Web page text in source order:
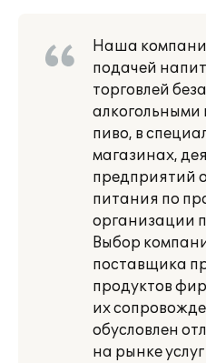
Наша
подачей
торговлей
алкогольными
пиво, в
магазинах,
предприятий
питания по
организации
Выбор
поставщика
продуктов
их
обусловлен
на рынке